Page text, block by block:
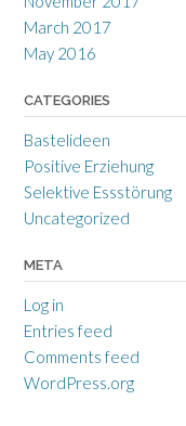
March 2017
May 2016
CATEGORIES
Bastelideen
Positive Erziehung
Selektive Essstörung
Uncategorized
META
Log in
Entries feed
Comments feed
WordPress.org